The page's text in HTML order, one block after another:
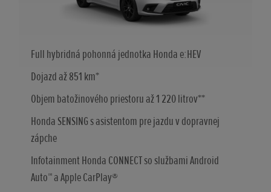
Full hybridná pohonná jednotka Honda e:HEV
Dojazd až 851 km*
Objem batožinového priestoru až 1 220 litrov**
Honda SENSING s asistentom pre jazdu v dopravnej
zápche
Infotainment Honda CONNECT so službami Android
Auto™ a Apple CarPlay®